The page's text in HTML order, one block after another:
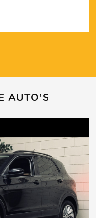
AUTO’S